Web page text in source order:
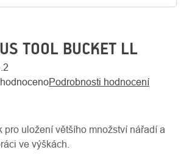
O
TOOL BUCKET LL
Podrobnosti hodnocení
pro uložení většího množství nářadí a
ve výškách.